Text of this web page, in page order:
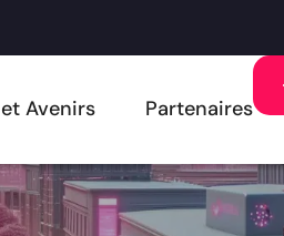
Avenirs Partenaires